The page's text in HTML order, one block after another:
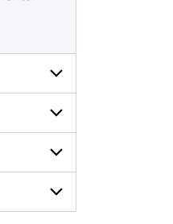
Undersidor
för
Radar
och
satellit
Undersidor
för
Väder
till
havs
Undersidor
för